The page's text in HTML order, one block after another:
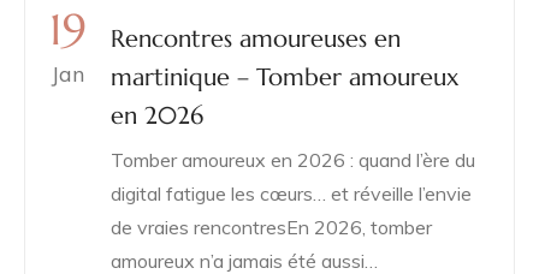
19
Jan
Rencontres amoureuses en
martinique – Tomber amoureux
en 2026
Tomber amoureux en 2026 : quand l’ère du
digital fatigue les cœurs… et réveille l’envie
de vraies rencontresEn 2026, tomber
amoureux n’a jamais été aussi…